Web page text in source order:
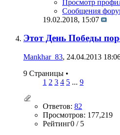
Просмотр
Сообщения
19.02.2018, 15:07
Этот День Победы
Mankhar_83, 24.04.2013
9 Страницы •
1 2 3 4 5 ... 9
Ответов: 82
Просмотров: 177,219
Рейтинг0 / 5